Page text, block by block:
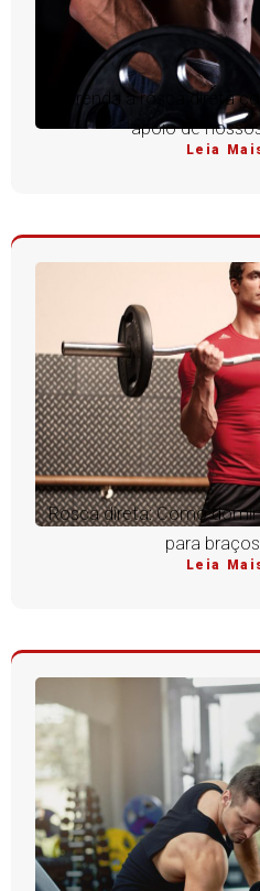
Aprenda a rosca direta
apoio de
Leia
Rosca direta: Como
para
Leia